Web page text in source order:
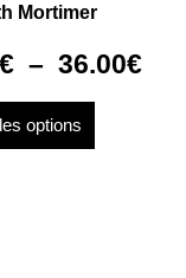
Mortimer
€ – 36.00€
options